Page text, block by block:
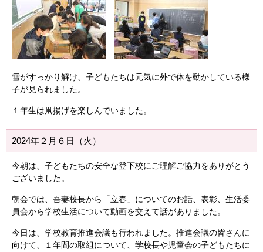
雪がすっかり解け、子どもたちは元気に外で体を動かしている様
子が見られました。
１年生は凧揚げを楽しんでいました。
2024年２月６日（火）
今朝は、子どもたちの安全な登下校にご理解ご協力をありがとう
ございました。
朝会では、吾妻校長から「立春」についてのお話、表彰、生活委
員会から学校生活について動画を交えて話がありました。
今日は、学校教育推進会議も行われました。推進会議の皆さんに
向けて、１年間の取組について、学校長や児童会の子どもたちに